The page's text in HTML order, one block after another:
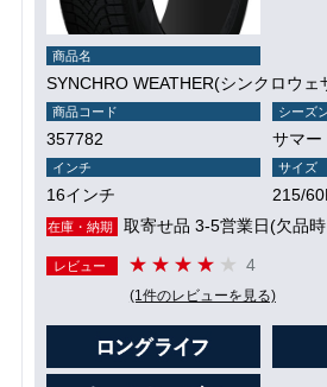
商品名
SYNCHRO WEATHER(シンクロウェ
商品コード
357782
シーズ
サマー
インチ
16インチ
サイズ
215/
在庫・納期 取寄せ品 3-5営業日(欠品
レビュー 4
(1件のレビューを見る)